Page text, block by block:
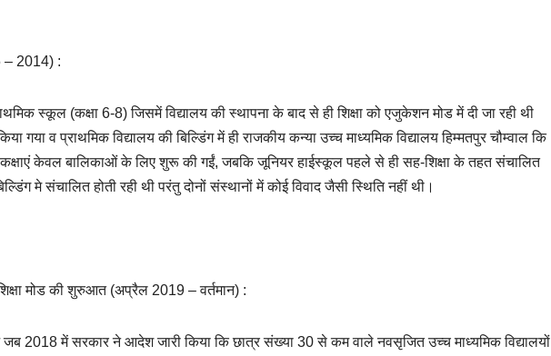
– 2014) :
स्कूल (कक्षा 6-8) जिसमें विद्यालय की स्थापना के बाद से ही शिक्षा को एजुकेशन मोड में दी जा रही थी
गया व प्राथमिक विद्यालय की बिल्डिंग में ही राजकीय कन्या उच्च माध्यमिक विद्यालय हिम्मतपुर चौम्वाल कि
केवल बालिकाओं के लिए शुरू की गईं, जबकि जूनियर हाईस्कूल पहले से ही सह-शिक्षा के तहत संचालित
मे संचालित होती रही थी परंतु दोनों संस्थानों में कोई विवाद जैसी स्थिति नहीं थी।
मोड की शुरुआत (अप्रैल 2019 – वर्तमान) :
जब 2018 में सरकार ने आदेश जारी किया कि छात्र संख्या 30 से कम वाले नवसृजित उच्च माध्यमिक विद्यालयों